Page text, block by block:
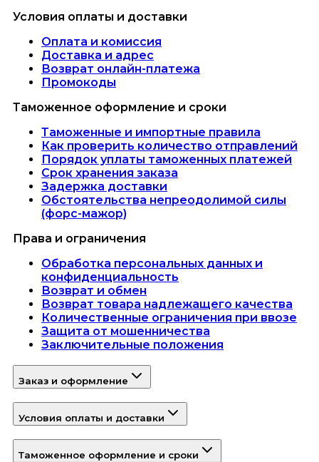
Условия оплаты и доставки
Оплата и комиссия
Доставка и адрес
Возврат онлайн-платежа
Промокоды
Таможенное оформление и сроки
Таможенные и импортные правила
Как проверить количество отправлений
Порядок уплаты таможенных платежей
Срок хранения заказа
Задержка доставки
Обстоятельства непреодолимой силы
(форс-мажор)
Права и ограничения
Обработка персональных данных и
конфиденциальность
Возврат и обмен
Возврат товара надлежащего качества
Количественные ограничения при ввозе
Защита от мошенничества
Заключительные положения
Заказ и оформление
Условия оплаты и доставки
Таможенное оформление и сроки